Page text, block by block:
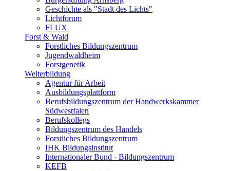
Geschichte als "Stadt des Lichts"
Lichtforum
FLUX
Forst & Wald
Forstliches Bildungszentrum
Jugendwaldheim
Forstgenetik
Weiterbildung
Agentur für Arbeit
Ausbildungsplattform
Berufsbildungszentrum der Handwerkskammer
Südwestfalen
Berufskollegs
Bildungszentrum des Handels
Forstliches Bildungszentrum
IHK Bildungsinstitut
Internationaler Bund - Bildungszentrum
KEFB